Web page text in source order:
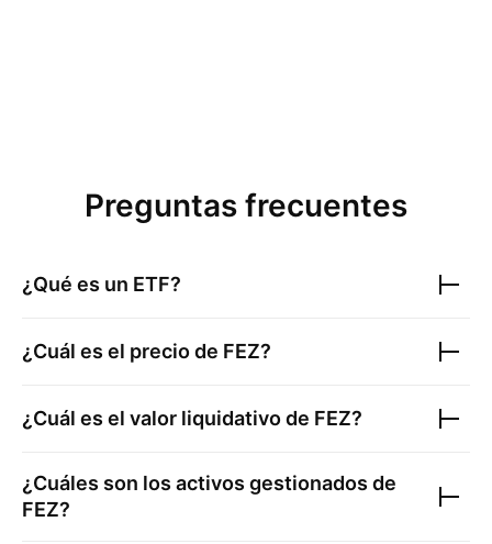
Preguntas frecuentes
¿Qué es un ETF?
¿Cuál es el precio de FEZ?
¿Cuál es el valor liquidativo de FEZ?
¿Cuáles son los activos gestionados de
FEZ?